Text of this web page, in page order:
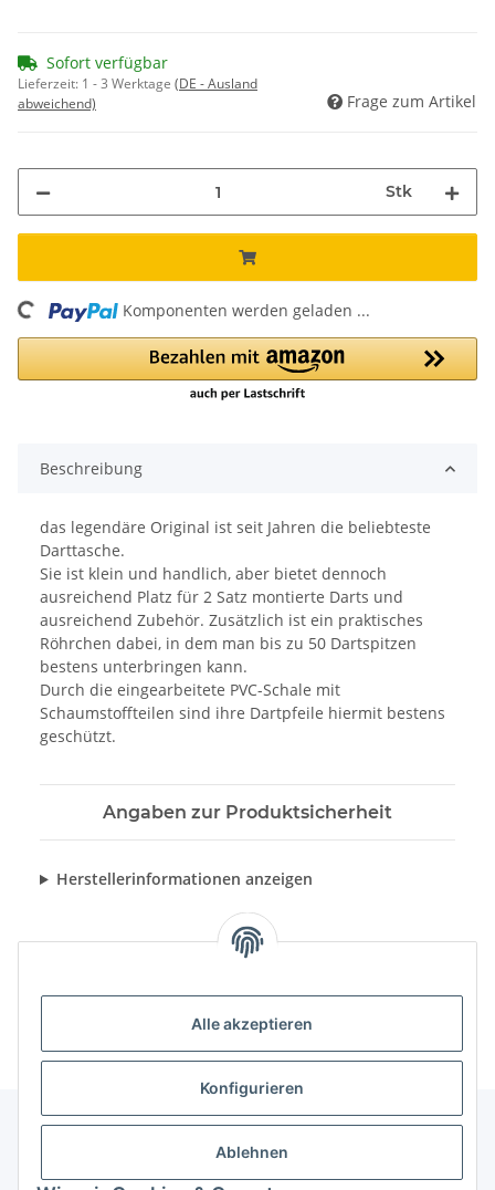
Alle akzeptieren
Konfigurieren
Ablehnen
Sofort verfügbar
Lieferzeit: 1 - 3 Werktage (DE - Ausland
abweichend)
Frage zum Artikel
Stk
Komponenten werden geladen ...
Beschreibung
das legendäre Original ist seit Jahren die beliebteste
Darttasche.
Sie ist klein und handlich, aber bietet dennoch
ausreichend Platz für 2 Satz montierte Darts und
ausreichend Zubehör. Zusätzlich ist ein praktisches
Röhrchen dabei, in dem man bis zu 50 Dartspitzen
bestens unterbringen kann.
Durch die eingearbeitete PVC-Schale mit
Schaumstoffteilen sind ihre Dartpfeile hiermit bestens
geschützt.
Angaben zur Produktsicherheit
Herstellerinformationen anzeigen